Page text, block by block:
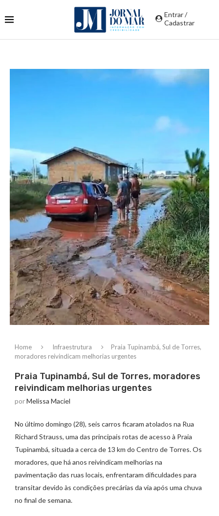
Entrar /
Cadastrar
Home Infraestrutura
Praia Tupinambá, Sul de Torres,
moradores reivindicam melhorias urgentes
Praia Tupinambá, Sul de Torres, moradores
reivindicam melhorias urgentes
porMelissa Maciel
No último domingo (28), seis carros ficaram atolados na Rua
Richard Strauss, uma das principais rotas de acesso à Praia
Tupinambá, situada a cerca de 13 km do Centro de Torres. Os
moradores, que há anos reivindicam melhorias na
pavimentação das ruas locais, enfrentaram dificuldades para
transitar devido às condições precárias da via após uma chuva
no final de semana.